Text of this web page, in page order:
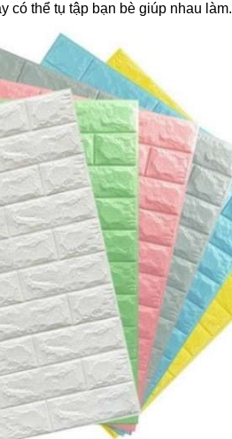
có thể tụ tập bạn bè giúp nhau làm.